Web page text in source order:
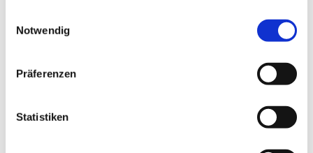
Notwendig
Präferenzen
Statistiken
Dies könnte Sie auch